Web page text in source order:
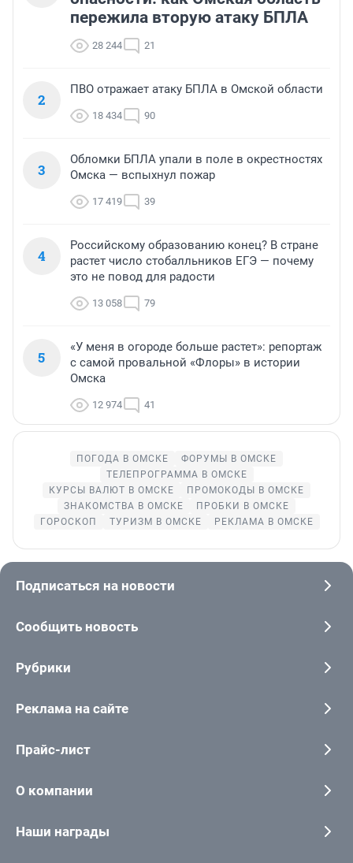
пережила вторую атаку БПЛА
28 244 21
2
ПВО отражает атаку БПЛА в Омской области
18 434 90
3
Обломки БПЛА упали в поле в окрестностях
Омска — вспыхнул пожар
17 419 39
4
Российскому образованию конец? В стране
растет число стобалльников ЕГЭ — почему
это не повод для радости
13 058 79
5
«У меня в огороде больше растет»: репортаж
с самой провальной «Флоры» в истории
Омска
12 974 41
ПОГОДА В ОМСКЕ
ФОРУМЫ В ОМСКЕ
ТЕЛЕПРОГРАММА В ОМСКЕ
КУРСЫ ВАЛЮТ В ОМСКЕ
ПРОМОКОДЫ В ОМСКЕ
ЗНАКОМСТВА В ОМСКЕ
ПРОБКИ В ОМСКЕ
ГОРОСКОП
ТУРИЗМ В ОМСКЕ РЕКЛАМА В ОМСКЕ
Подписаться на новости
Сообщить новость
Рубрики
Реклама на сайте
Прайс-лист
О компании
Наши награды